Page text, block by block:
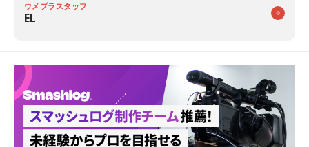
ウメブラスタッフ
EL